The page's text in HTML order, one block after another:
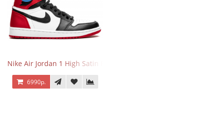
Nike Air Jordan 1 High Satin Black Toe
6990р.